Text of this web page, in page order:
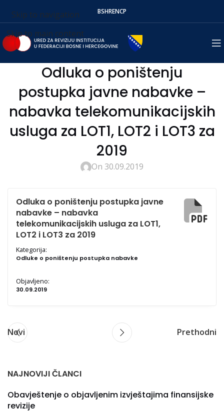
Skip to navigation
Skip to main content
BSHRENСР
Odluka o poništenju
postupka javne nabavke –
nabavka telekomunikacijskih
usluga za LOT1, LOT2 i LOT3 za
2019
On 30.09.2019
Odluka o poništenju postupka javne
nabavke – nabavka
telekomunikacijskih usluga za LOT1,
LOT2 i LOT3 za 2019
Kategorija:
Odluke o poništenju postupka nabavke
Objavljeno:
30.09.2019
Novi Prethodni
NAJNOVIJI ČLANCI
Obavještenje o objavljenim izvještajima finansijske
revizije